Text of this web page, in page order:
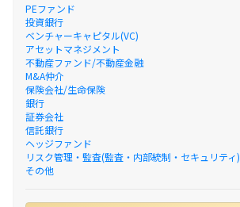
PEファンド
投資銀行
ベンチャーキャピタル(VC)
アセットマネジメント
不動産ファンド/不動産金融
M&A仲介
保険会社/生命保険
銀行
証券会社
信託銀行
ヘッジファンド
リスク管理・監査(監査・内部統制・セキュリティ)
その他